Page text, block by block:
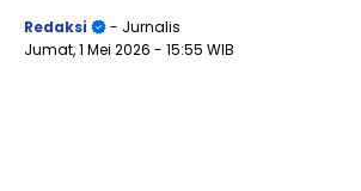
Redaksi
- Jurnalis
Jumat, 1 Mei 2026 - 15:55 WIB